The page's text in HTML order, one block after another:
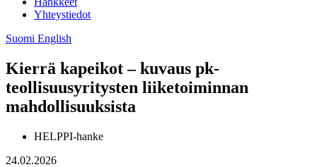
Yhteystiedot
Suomi Suomi
English
Kierrä kapeikot – kuvaus pk-
teollisuusyritysten liiketoiminnan
mahdollisuuksista
HELPPI-hanke
24.02.2026